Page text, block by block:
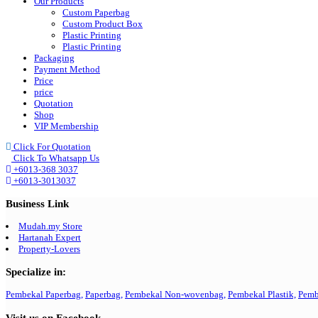
Custom Paperbag
Custom Product Box
Plastic Printing
Plastic Printing
Packaging
Payment Method
Price
price
Quotation
Shop
VIP Membership
Click For Quotation
Click To Whatsapp Us
+6013-368 3037
+6013-3013037
Business Link
Mudah.my Store
Hartanah Expert
Property-Lovers
Specialize in:
Pembekal Paperbag, Paperbag, Pembekal Non-wovenbag, Pembekal Plastik,